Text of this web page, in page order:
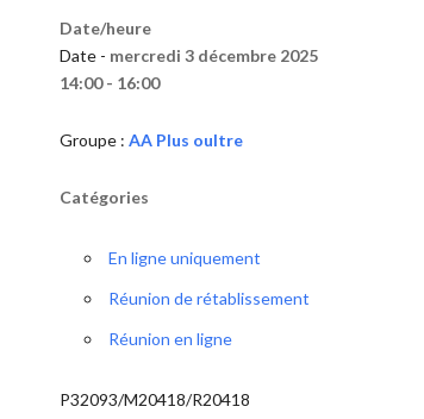
Date/heure
Date - mercredi 3 décembre 2025
14:00 - 16:00
Groupe : AA Plus oultre
Catégories
En ligne uniquement
Réunion de rétablissement
Réunion en ligne
P32093/M20418/R20418